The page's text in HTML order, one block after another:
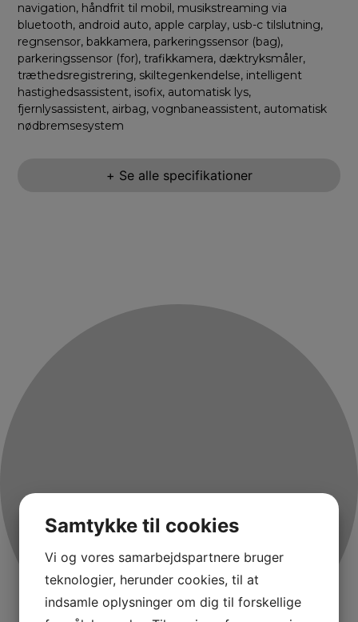
navigation, håndfrit til mobil, musikstreaming via
bluetooth, android auto, apple carplay, usb-c tilslutning,
regnsensor, bakkamera, parkeringssensor (bag),
parkeringssensor (for), trafikkamera, dæktryksmåler,
træthedsregistrering, skiltegenkendelse, intelligent
hastighedsassistent, isofix, automatisk lys,
fjernlysassistent, airbag, vognbaneassistent, automatisk
nødbremsesystem
+ Se alle specifikationer
Samtykke til cookies
Vi og vores samarbejdspartnere bruger
teknologier, herunder cookies, til at
indsamle oplysninger om dig til forskellige